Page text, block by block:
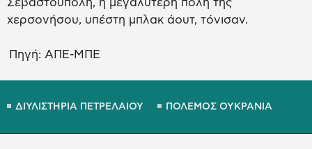
Σεβαστούπολη, η μεγαλύτερη πόλη της
χερσονήσου, υπέστη μπλακ άουτ, τόνισαν.
Πηγή: ΑΠΕ-ΜΠΕ
ΔΙΥΛΙΣΤΗΡΙΑ ΠΕΤΡΕΛΑΙΟΥ ΠΟΛΕΜΟΣ ΟΥΚΡΑΝΙΑ